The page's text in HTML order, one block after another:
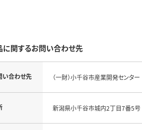
に関するお問い合わせ先
い合わせ先 （一財）小千谷市産業開発センター
新潟県小千谷市城内2丁目7番5号